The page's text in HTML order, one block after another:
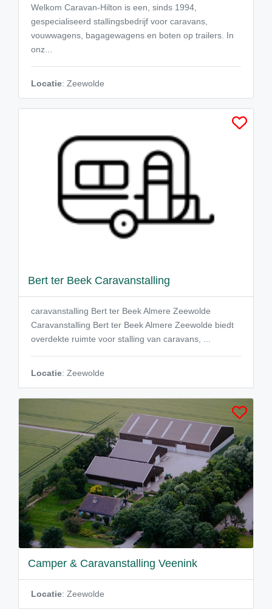
Welkom Caravan-Hilton is een, sinds 1994,
gespecialiseerd stallingsbedrijf voor caravans,
vouwwagens, bagagewagens en boten op trailers. In
onz...
Locatie: Zeewolde
Bert ter Beek Caravanstalling
caravanstalling Bert ter Beek Almere Zeewolde
Caravanstalling Bert ter Beek Almere Zeewolde biedt
overdekte ruimte voor stalling van caravans, ...
Locatie: Zeewolde
Camper & Caravanstalling Veenink
Locatie: Zeewolde